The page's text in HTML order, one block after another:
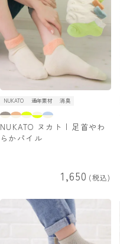
NUKATO 通年素材 消臭
NUKATO ヌカト | 足首やわ
らかパイル
1,650 税込